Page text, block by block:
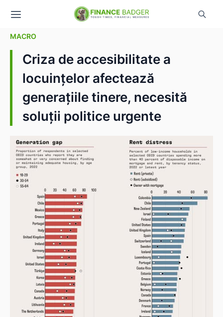
MACRO
Criza de accesibilitate a
locuințelor afectează
generațiile tinere, necesită
soluții politice urgente